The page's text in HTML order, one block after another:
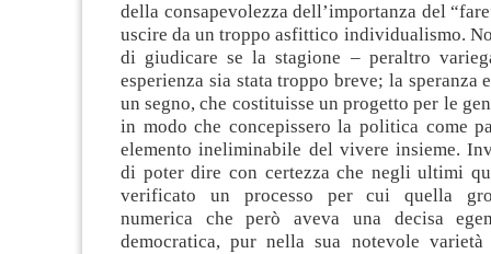
della consapevolezza dell’importanza del
uscire da un troppo asfittico individualismo.
di giudicare se la stagione – peraltro
esperienza sia stata troppo breve; la speranza
un segno, che costituisse un progetto per le
in modo che concepissero la politica come
elemento ineliminabile del vivere insieme.
di poter dire con certezza che negli ultimi
verificato un processo per cui quella
numerica che però aveva una decisa
democratica, pur nella sua notevole